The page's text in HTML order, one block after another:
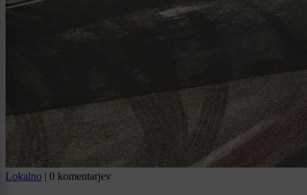
Lokalno | 0 komentarjev